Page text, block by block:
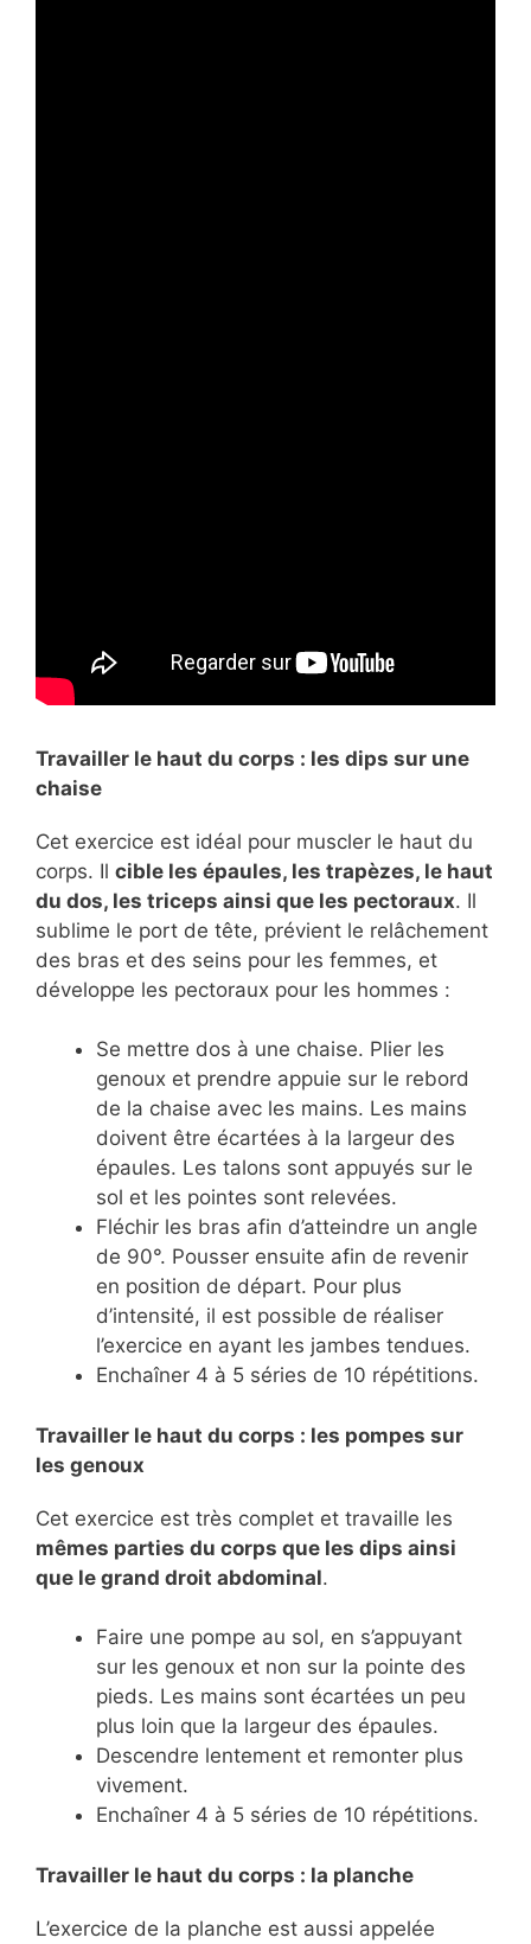
Travailler le haut du corps : les dips sur une
chaise
Cet exercice est idéal pour muscler le haut du
corps. Il cible les épaules, les trapèzes, le haut
du dos, les triceps ainsi que les pectoraux. Il
sublime le port de tête, prévient le relâchement
des bras et des seins pour les femmes, et
développe les pectoraux pour les hommes :
Se mettre dos à une chaise. Plier les
genoux et prendre appuie sur le rebord
de la chaise avec les mains. Les mains
doivent être écartées à la largeur des
épaules. Les talons sont appuyés sur le
sol et les pointes sont relevées.
Fléchir les bras afin d’atteindre un angle
de 90°. Pousser ensuite afin de revenir
en position de départ. Pour plus
d’intensité, il est possible de réaliser
l’exercice en ayant les jambes tendues.
Enchaîner 4 à 5 séries de 10 répétitions.
Travailler le haut du corps : les pompes sur
les genoux
Cet exercice est très complet et travaille les
mêmes parties du corps que les dips ainsi
que le grand droit abdominal.
Faire une pompe au sol, en s’appuyant
sur les genoux et non sur la pointe des
pieds. Les mains sont écartées un peu
plus loin que la largeur des épaules.
Descendre lentement et remonter plus
vivement.
Enchaîner 4 à 5 séries de 10 répétitions.
Travailler le haut du corps : la planche
L’exercice de la planche est aussi appelée